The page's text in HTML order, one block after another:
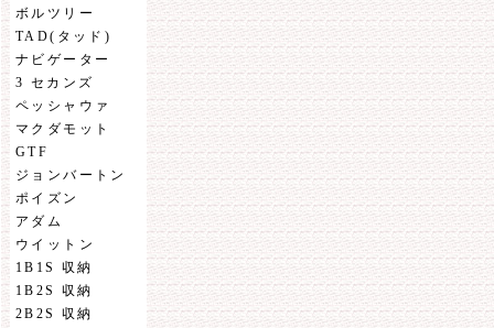
ボルツリー
TAD(タッド)
ナビゲーター
3 セカンズ
ペッシャウァ
マクダモット
GTF
ジョンバートン
ポイズン
アダム
ウイットン
1B1S 収納
1B2S 収納
2B2S 収納